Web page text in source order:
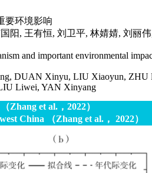
要环境影响
阳, 王有恒, 刘卫平, 林婧婧, 刘丽
and important environmental
DUAN Xinyu, LIU Xiaoyun,
Liwei, YAN Xinyang
Zhang et al.， 2022）
China （Zhang et al.， 2022）